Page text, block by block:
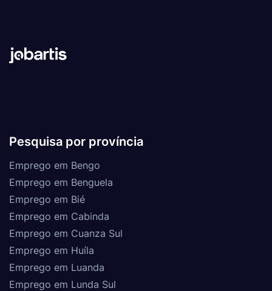
Pesquisa por província
Emprego em Bengo
Emprego em Benguela
Emprego em Bié
Emprego em Cabinda
Emprego em Cuanza Sul
Emprego em Huíla
Emprego em Luanda
Emprego em Lunda Sul